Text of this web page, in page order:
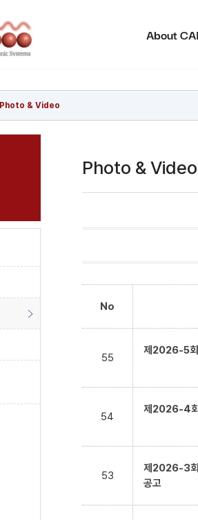
About
Photo & Video
Photo & Video
No
55
제2026-5회
54
제2026-4회
53
제2026-3회
공고